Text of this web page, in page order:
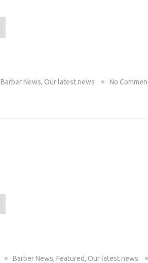
Barber News,Our latest news No
Barber News,Featured,Our latest news